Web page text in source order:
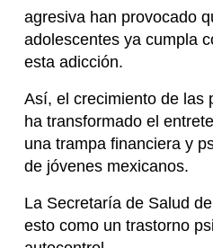
agresiva han provocado
adolescentes ya cumpla
esta adicción.
Así, el crecimiento de las
ha transformado el
una trampa financiera y
de jóvenes mexicanos.
La Secretaría de Salud
esto como un trastorno